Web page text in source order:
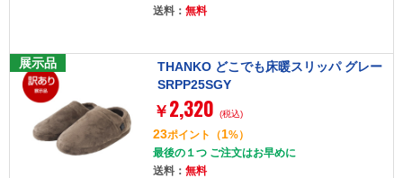
送料： 無料
展示品
THANKO どこでも床暖スリッパ グレー
SRPP25SGY
￥ 2,320 (税込)
23ポイント （1%）
最後の１つ ご注文はお早めに
送料： 無料